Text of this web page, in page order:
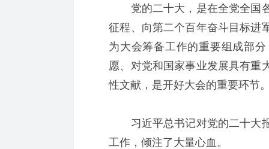
党的二十大，是在全党全国各
征程、向第二个百年奋斗目标进
为大会筹备工作的重要组成部
愿、对党和国家事业发展具有重
性文献，是开好大会的重要环节
习近平总书记对党的二十大报
工作，倾注了大量心血。